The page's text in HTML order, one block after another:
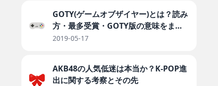
GOTY(ゲームオブザイヤー)とは？読み
方・最多受賞・GOTY版の意味をまと
めて整理
2019-05-17
AKB48の人気低迷は本当か？K-POP進
出に関する考察とその先